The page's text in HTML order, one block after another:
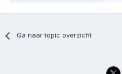
Ga naar topic overzicht